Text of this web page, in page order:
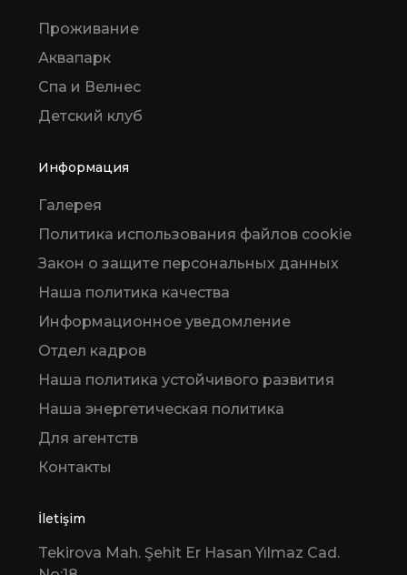
Проживание
Аквапарк
Спа и Велнес
Детский клуб
Информация
Галерея
Политика использования файлов cookie
Закон о защите персональных данных
Наша политика качества
Информационное уведомление
Отдел кадров
Наша политика устойчивого развития
Наша энергетическая политика
Для агентств
Контакты
İletişim
Tekirova Mah. Şehit Er Hasan Yılmaz Cad.